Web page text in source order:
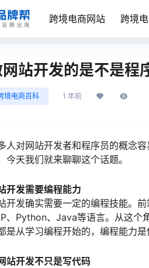
跨境电商网站 跨境
站开发的是不是程
境电商百科 1 年前
人对网站开发者和程序员的概念
今天我们就来聊聊这个话题。
开发需要编程能力
开发确实需要一定的编程技能。
、Python、Java等语言。从这个
是从学习编程开始的，编程能力是
站开发不只是写代码